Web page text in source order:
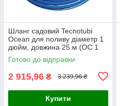
Шланг садовий Tecnotubi
Ocean для поливу діаметр 1
дюйм, довжина 25 м (OC 1
25)
Готово до відправки
2 915,96 ₴ 3 239,96 ₴
Купити